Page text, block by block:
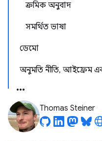
ক্রমিক অনুবাদ
সমর্থিত ভাষা
ডেমো
অনুমতি নীতি, আইফ্রেম
Thomas Steiner